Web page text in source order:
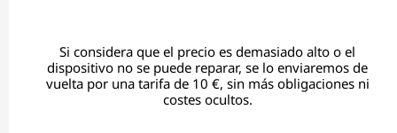
Si considera que el precio es demasiado alto o el
dispositivo no se puede reparar, se lo enviaremos de
vuelta por una tarifa de 10 €, sin más obligaciones ni
costes ocultos.